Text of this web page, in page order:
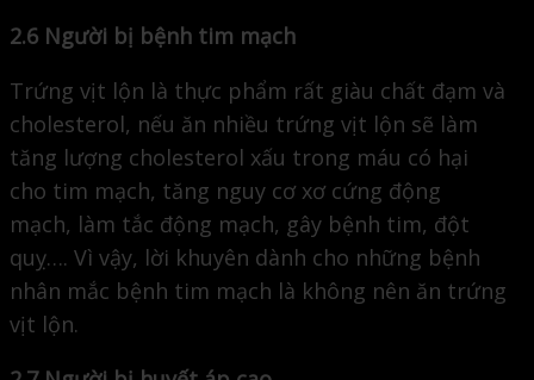
2.6 Người bị bệnh tim mạch
Trứng vịt lộn là thực phẩm rất giàu chất đạm và
cholesterol, nếu ăn nhiều trứng vịt lộn sẽ làm
tăng lượng cholesterol xấu trong máu có hại
cho tim mạch, tăng nguy cơ xơ cứng động
mạch, làm tắc động mạch, gây bệnh tim, đột
quỵ…. Vì vậy, lời khuyên dành cho những bệnh
nhân mắc bệnh tim mạch là không nên ăn trứng
vịt lộn.